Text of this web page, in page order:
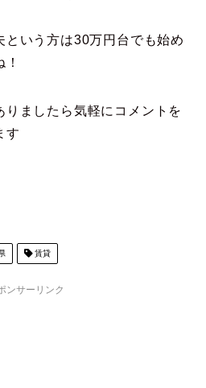
という方は30万円台でも始め
ましたら気軽にコメントを
す
賃貸
ンサーリンク